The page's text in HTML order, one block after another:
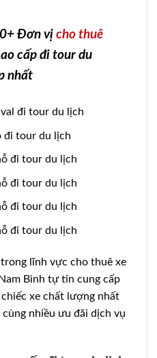
Đơn vị cho thuê
cấp đi tour du
nhất
đi tour du lịch
đi tour du lịch
đi tour du lịch
đi tour du lịch
đi tour du lịch
đi tour du lịch
lĩnh vực cho thuê xe
Bình tự tin cung cấp
xe chất lượng nhất
nhiều ưu đãi dịch vụ